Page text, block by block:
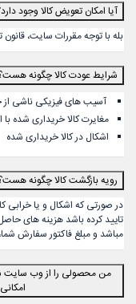
آیا امکان تعویض کالا وجود
بله با توجه مقررات سایت،
شرایط عودت کالا چگونه
آسیب های فیزیکی ناشی
مغایرت کالا خریداری شده
اشکال در کالا خریداری شده
رویه بازگشت کالا چگونه
در صورتی که اشکال و یا خرابی
تایید کرده باشد هزینه های
مباشد و مبلغ فاکتور سفارش
من محصولی را از وب سایت